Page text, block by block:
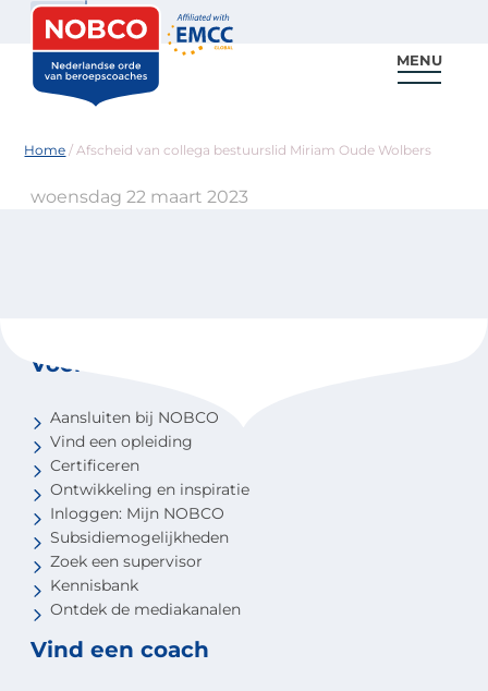
Zoeken
MENU
Home /Afscheid van collega bestuurslid Miriam Oude Wolbers
woensdag 22 maart 2023
Voor coaches
Aansluiten bij NOBCO
Vind een opleiding
Certificeren
Ontwikkeling en inspiratie
Inloggen: Mijn NOBCO
Subsidiemogelijkheden
Zoek een supervisor
Kennisbank
Ontdek de mediakanalen
Vind een coach